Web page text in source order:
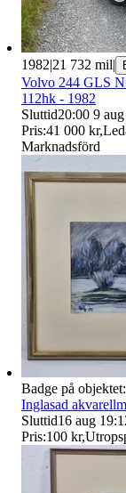
1982|21 732 mil|
Volvo 244 GLS
112hk - 1982
Sluttid20:00 9
Pris:41 000 kr,
Marknadsförd
Badge på objektet:
Inglasad
Sluttid16 aug
Pris:100 kr,